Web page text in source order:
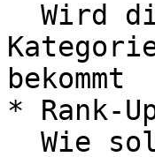
bekommt
* Rank-